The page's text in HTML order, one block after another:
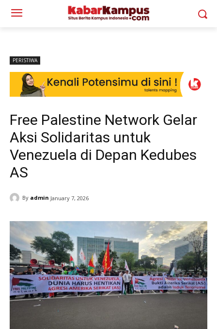
PERISTIWA
Free Palestine Network Gelar
Aksi Solidaritas untuk
Venezuela di Depan Kedubes
AS
By admin January 7, 2026